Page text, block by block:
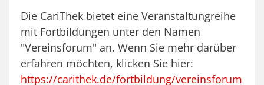
Die CariThek bietet eine Veranstaltungreihe
mit Fortbildungen unter den Namen
"Vereinsforum" an. Wenn Sie mehr darüber
erfahren möchten, klicken Sie hier:
https://carithek.de/fortbildung/vereinsforum